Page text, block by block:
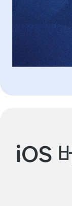
iOS